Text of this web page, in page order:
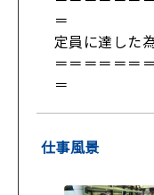
＝
定員に達した
＝＝＝＝＝＝
＝
仕事風景